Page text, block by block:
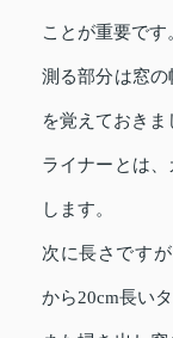
ことが重要です
測る部分は窓の
を覚えておきま
ライナーとは
します。
次に長さです
から20cm長い